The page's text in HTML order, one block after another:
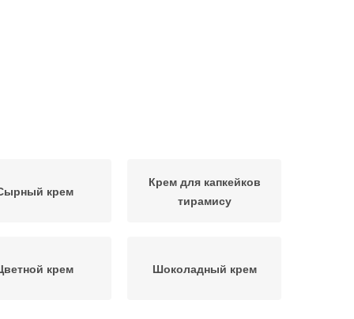
крем
Крем для капкейков
тирамису
крем Шоколадный крем